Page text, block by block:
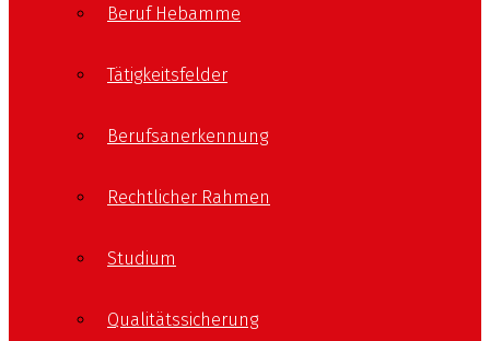
Beruf Hebamme
Tätigkeitsfelder
Berufsanerkennung
Rechtlicher Rahmen
Studium
Qualitätssicherung